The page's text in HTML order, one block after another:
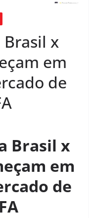
Brasil x
em
de
Brasil x
em
de